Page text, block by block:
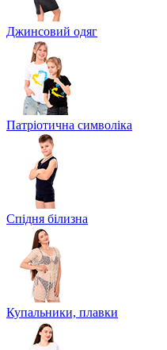
Джинсовий одяг
Патріотична символіка
Спідня білизна
Купальники, плавки